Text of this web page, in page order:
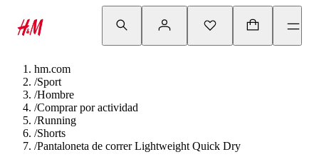
hm.com
/Sport
/Hombre
/Comprar por actividad
/Running
/Shorts
/Pantaloneta de correr Lightweight Quick Dry